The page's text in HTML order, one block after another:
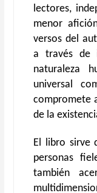
lectores,
menor
versos del
a través de
naturaleza
universal
compromete
de la
El libro sirve
personas
también